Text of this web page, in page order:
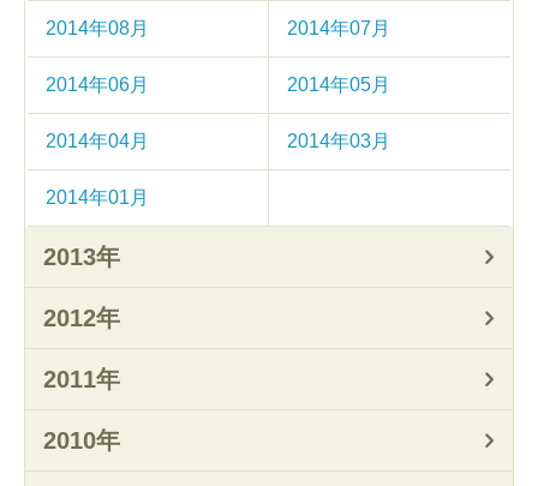
2014年08月 2014年07月
2014年06月 2014年05月
2014年04月 2014年03月
2014年01月
2013年
2012年
2011年
2010年